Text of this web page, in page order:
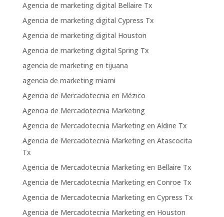
Agencia de marketing digital Bellaire Tx
Agencia de marketing digital Cypress Tx
Agencia de marketing digital Houston
Agencia de marketing digital Spring Tx
agencia de marketing en tijuana
agencia de marketing miami
Agencia de Mercadotecnia en Mézico
Agencia de Mercadotecnia Marketing
Agencia de Mercadotecnia Marketing en Aldine Tx
Agencia de Mercadotecnia Marketing en Atascocita
Tx
Agencia de Mercadotecnia Marketing en Bellaire Tx
Agencia de Mercadotecnia Marketing en Conroe Tx
Agencia de Mercadotecnia Marketing en Cypress Tx
Agencia de Mercadotecnia Marketing en Houston